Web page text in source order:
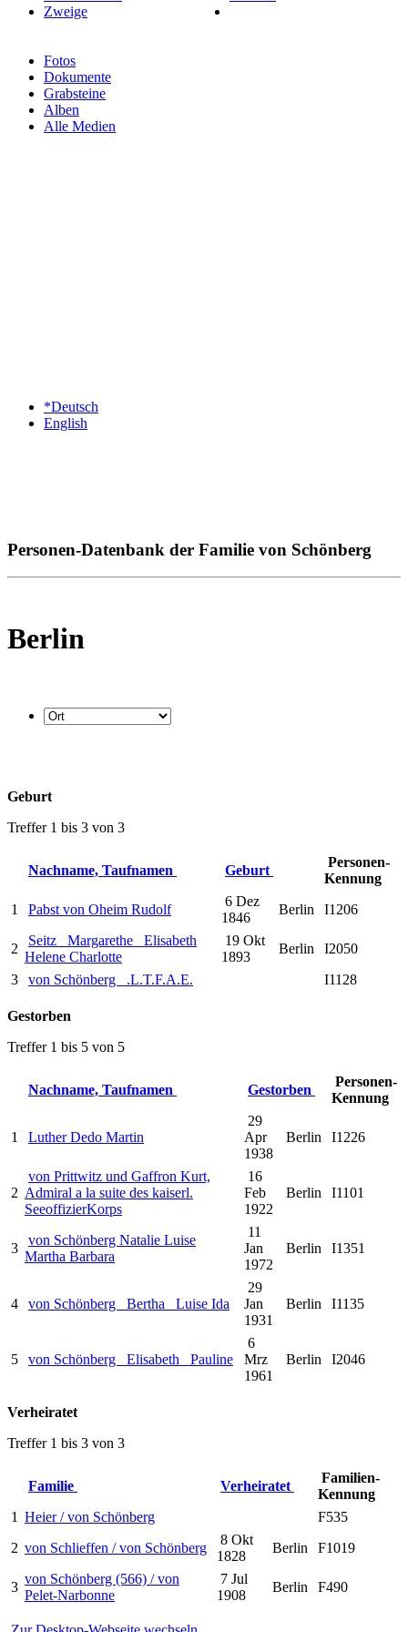
Fotos
Dokumente
Grabsteine
Alben
Alle Medien
Zweige
*Deutsch
English
Personen-Datenbank der Familie von Schönberg
Berlin
Geburt
Treffer 1 bis 3 von 3
Nachname, Taufnamen Geburt
Personen-
Kennung
1
Pabst von Oheim Rudolf
6 Dez
1846
Berlin I1206
2
Seitz _Margarethe_ Elisabeth
Helene Charlotte
19 Okt
1893
Berlin
I2050
3
von Schönberg _.L.T.F.A.E. I1128
Gestorben
Treffer 1 bis 5 von 5
Nachname, Taufnamen Gestorben
Personen-
Kennung
1 Luther Dedo Martin
29
Apr
1938
Berlin I1226
2
von Prittwitz und Gaffron Kurt,
Admiral a la suite des kaiserl.
SeeoffizierKorps
16
Feb
1922
Berlin I1101
3
von Schönberg Natalie Luise
Martha Barbara
11
Jan
1972
Berlin I1351
4 von Schönberg _Bertha_ Luise Ida
29
Jan
1931
Berlin I1135
5 von Schönberg _Elisabeth_ Pauline
6
Mrz
1961
Berlin I2046
Verheiratet
Treffer 1 bis 3 von 3
Familie Verheiratet
Familien-
Kennung
1 Heier / von Schönberg
F535
2 von Schlieffen / von Schönberg
8 Okt
1828
Berlin F1019
3
von Schönberg (566) / von
Pelet-Narbonne
7 Jul
1908
Berlin F490